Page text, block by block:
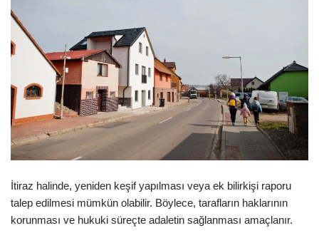
İtiraz halinde, yeniden keşif yapılması veya ek bilirkişi raporu
talep edilmesi mümkün olabilir. Böylece, tarafların haklarının
korunması ve hukuki süreçte adaletin sağlanması amaçlanır.